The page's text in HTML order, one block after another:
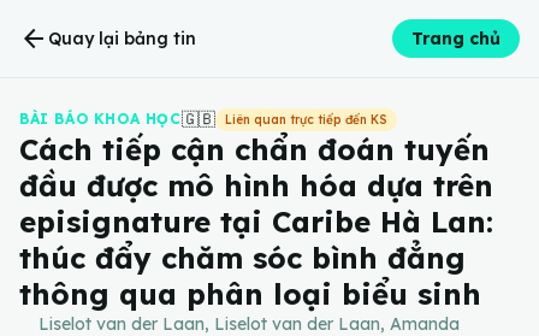
arrow_back Quay lại bảng tin Trang chủ
BÀI BÁO KHOA HỌC🇬🇧 Liên quan trực tiếp đến KS
Cách tiếp cận chẩn đoán tuyến
đầu được mô hình hóa dựa trên
episignature tại Caribe Hà Lan:
thúc đẩy chăm sóc bình đẳng
thông qua phân loại biểu sinh
Liselot van der Laan, Liselot van der Laan, Amanda